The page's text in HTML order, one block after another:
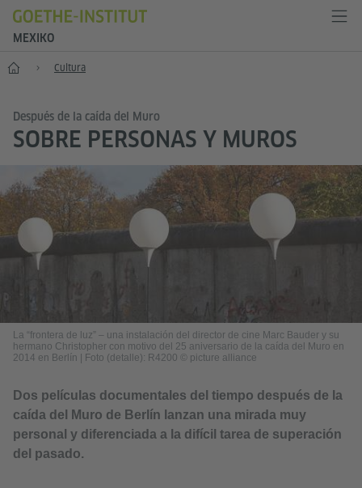
MEXIKO
Inicio Cultura
Después de la caída del Muro
SOBRE PERSONAS Y MUROS
La “frontera de luz” – una instalación del director de cine Marc Bauder y su
hermano Christopher con motivo del 25 aniversario de la caída del Muro en
2014 en Berlín
Foto (detalle): R4200 © picture alliance
Dos películas documentales del tiempo después de la
caída del Muro de Berlín lanzan una mirada muy
personal y diferenciada a la difícil tarea de superación
del pasado.